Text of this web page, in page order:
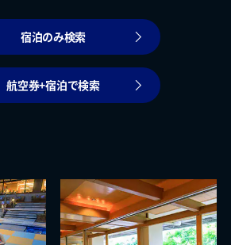
宿泊のみ検索
航空券+宿泊で検索